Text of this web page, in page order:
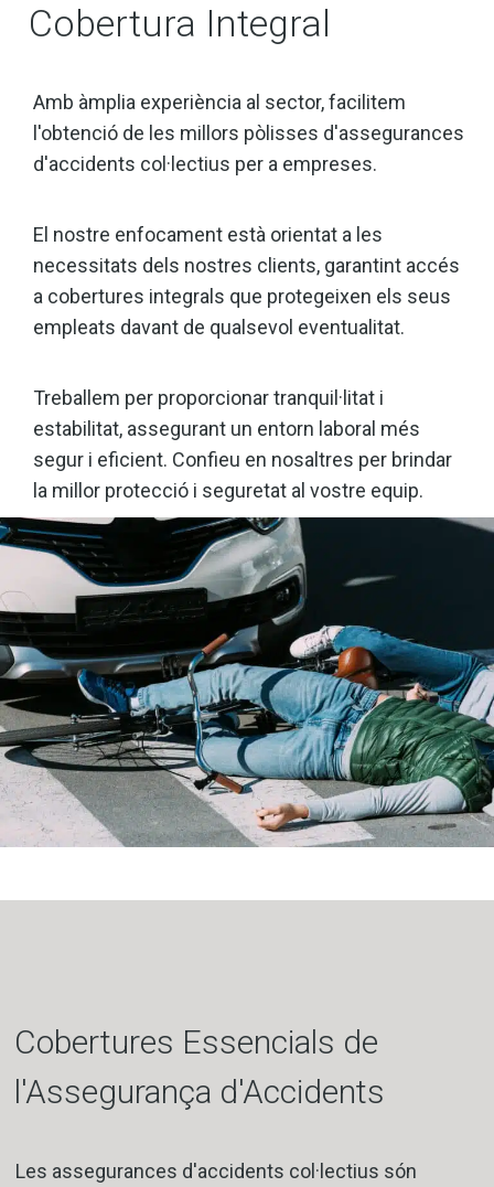
Cobertura Integral
Amb àmplia experiència al sector, facilitem
l'obtenció de les millors pòlisses d'assegurances
d'accidents col·lectius per a empreses.
El nostre enfocament està orientat a les
necessitats dels nostres clients, garantint accés
a cobertures integrals que protegeixen els seus
empleats davant de qualsevol eventualitat.
Treballem per proporcionar tranquil·litat i
estabilitat, assegurant un entorn laboral més
segur i eficient. Confieu en nosaltres per brindar
la millor protecció i seguretat al vostre equip.
Cobertures Essencials de
l'Assegurança d'Accidents
Les assegurances d'accidents col·lectius són